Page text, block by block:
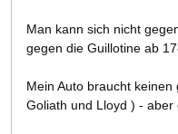
Man kann sich nicht
gegen die Guillotine ab
Mein Auto braucht
Goliath und Lloyd ) - aber